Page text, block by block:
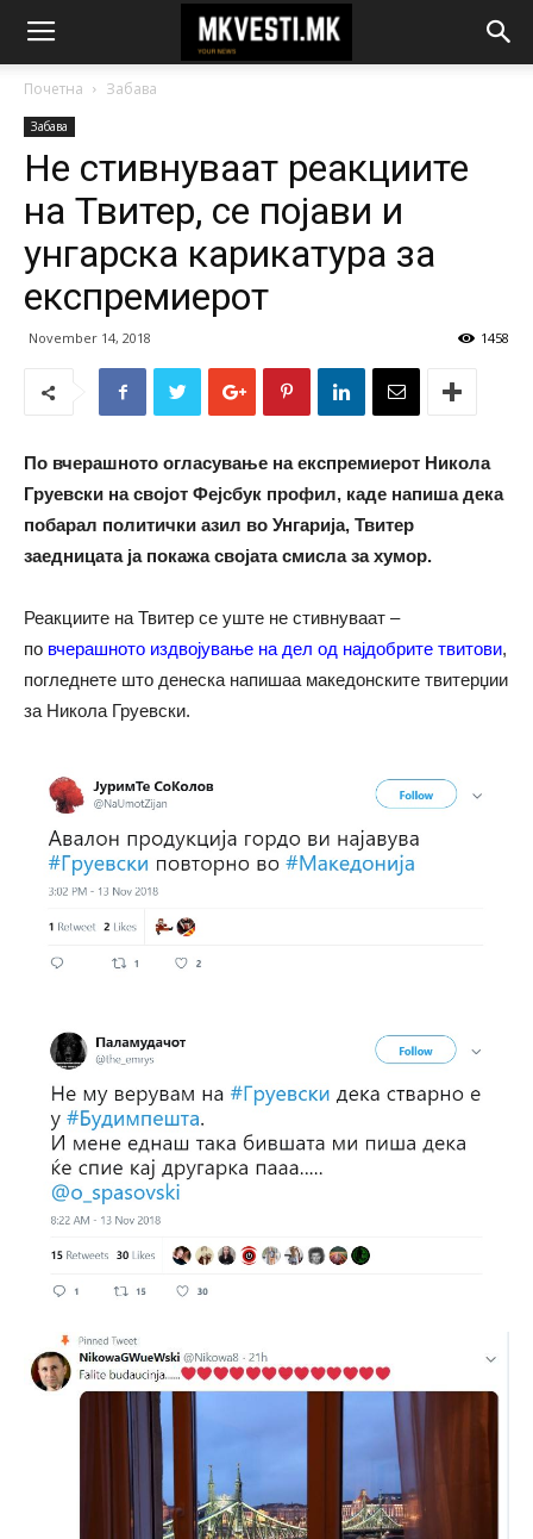
Почетна Забава
Забава
Не стивнуваат реакциите
на Твитер, се појави и
унгарска карикатура за
експремиерот
November 14, 2018 1458
По вчерашното огласување на експремиерот Никола
Груевски на својот Фејсбук профил, каде напиша дека
побарал политички азил во Унгарија, Твитер
заедницата ја покажа својата смисла за хумор.
Реакциите на Твитер се уште не стивнуваат –
по вчерашното издвојување на дел од најдобрите твитови,
погледнете што денеска напишаа македонските твитерџии
за Никола Груевски.